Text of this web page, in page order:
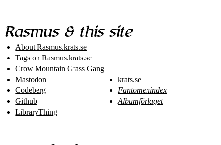
Rasmus & this site
About Rasmus​.krats​.se
Tags on Rasmus​.krats​.se
Crow Mountain Grass Gang
Mastodon
Codeberg
Github
LibraryThing
krats.se
Fantomenindex
Albumförlaget